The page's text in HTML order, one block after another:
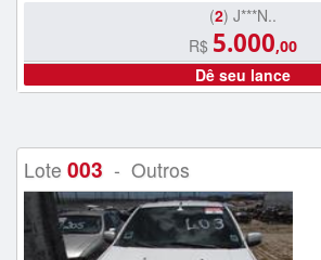
(2) J***N..
R$ 5.000,00
Dê seu lance
Lote 003 - Outros